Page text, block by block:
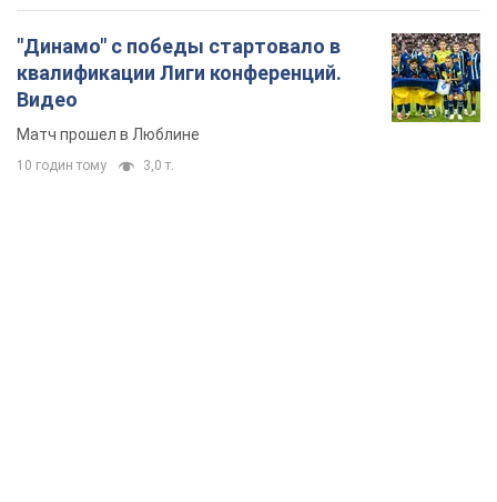
"Динамо" с победы стартовало в
квалификации Лиги конференций.
Видео
Матч прошел в Люблине
10 годин тому 3,0 т.